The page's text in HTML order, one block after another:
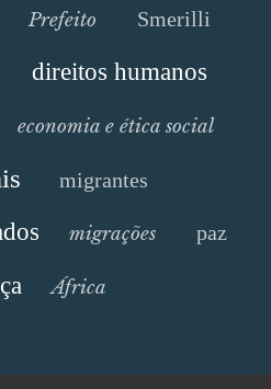
Prefeito Smerilli
direitos humanos
economia e ética social
migrantes
migrações paz
África